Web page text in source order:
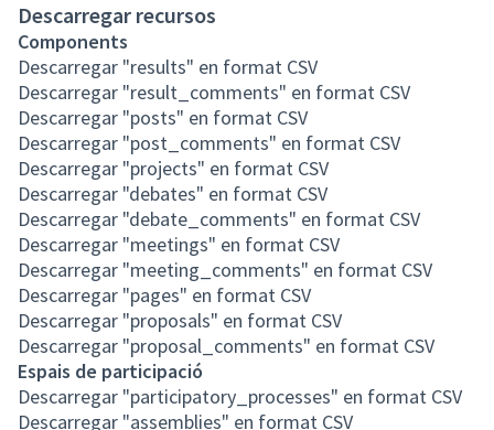
Descarregar recursos
Components
Descarregar "results" en format CSV
Descarregar "result_comments" en format CSV
Descarregar "posts" en format CSV
Descarregar "post_comments" en format CSV
Descarregar "projects" en format CSV
Descarregar "debates" en format CSV
Descarregar "debate_comments" en format CSV
Descarregar "meetings" en format CSV
Descarregar "meeting_comments" en format CSV
Descarregar "pages" en format CSV
Descarregar "proposals" en format CSV
Descarregar "proposal_comments" en format CSV
Espais de participació
Descarregar "participatory_processes" en format CSV
Descarregar "assemblies" en format CSV